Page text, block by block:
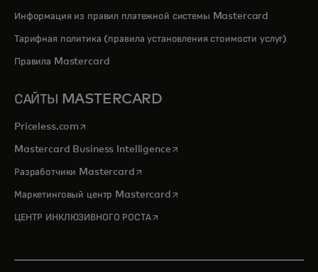
Информация из правил платежной системы Mastercard
Тарифная политика (правила установления стоимости услуг)
Правила Mastercard
САЙТЫ MASTERCARD
Priceless.com opens in a new tab
Mastercard Business Intelligenceopens in a new tab
Разработчики Mastercardopens in a new tab
Маркетинговый центр Mastercardopens in a new tab
ЦЕНТР ИНКЛЮЗИВНОГО РОСТАopens in a new tab